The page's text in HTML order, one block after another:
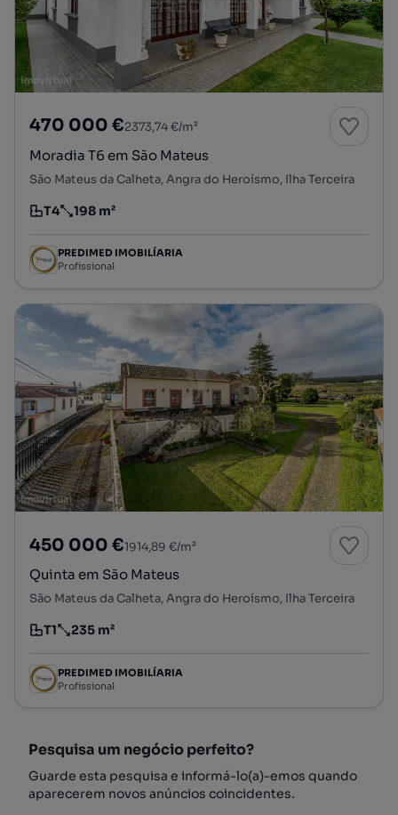
470 000 €2373,74 €/m²
Moradia T6 em São Mateus
São Mateus da Calheta, Angra do Heroísmo, Ilha Terceira
Tipologia
T4
Preço por metro quadrado
198 m²
PREDIMED IMOBILÍARIA
Profissional
450 000 €1914,89 €/m²
Quinta em São Mateus
São Mateus da Calheta, Angra do Heroísmo, Ilha Terceira
Tipologia
T1
Preço por metro quadrado
235 m²
PREDIMED IMOBILÍARIA
Profissional
Pesquisa um negócio perfeito?
Guarde esta pesquisa e informá-lo(a)-emos quando
aparecerem novos anúncios coincidentes.